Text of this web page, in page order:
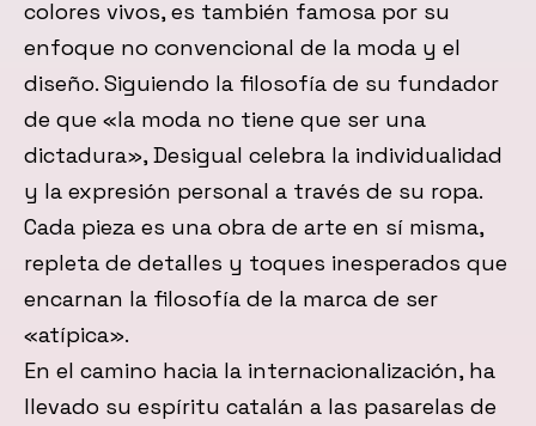
colores vivos, es también famosa por su
enfoque no convencional de la moda y el
diseño. Siguiendo la filosofía de su fundador
de que «la moda no tiene que ser una
dictadura», Desigual celebra la individualidad
y la expresión personal a través de su ropa.
Cada pieza es una obra de arte en sí misma,
repleta de detalles y toques inesperados que
encarnan la filosofía de la marca de ser
«atípica».
En el camino hacia la internacionalización, ha
llevado su espíritu catalán a las pasarelas de